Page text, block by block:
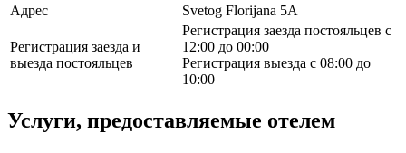
Адрес
Svetog Florijana 5A
Регистрация заезда и
выезда постояльцев
Регистрация заезда постояльцев с
12:00 до 00:00
Регистрация выезда с 08:00 до
10:00
Услуги, предоставляемые отелем